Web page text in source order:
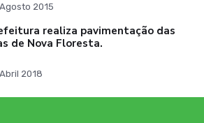
2015
realiza pavimentação das
de Nova Floresta.
2018